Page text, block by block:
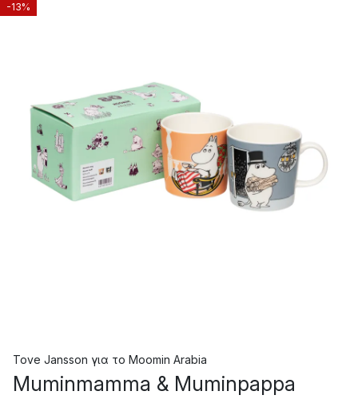
-13%
Tove Jansson για το Moomin Arabia
Muminmamma & Muminpappa